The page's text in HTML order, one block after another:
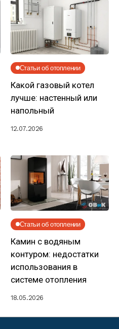
Статьи об отоплении
Какой газовый котел
лучше: настенный или
напольный
12.07.2026
Статьи об отоплении
Камин с водяным
контуром: недостатки
использования в
системе отопления
18.05.2026